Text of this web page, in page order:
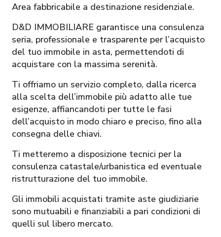
Area fabbricabile a destinazione residenziale.
D&D IMMOBILIARE garantisce una consulenza
seria, professionale e trasparente per l’acquisto
del tuo immobile in asta, permettendoti di
acquistare con la massima serenità.
Ti offriamo un servizio completo, dalla ricerca
alla scelta dell’immobile più adatto alle tue
esigenze, affiancandoti per tutte le fasi
dell’acquisto in modo chiaro e preciso, fino alla
consegna delle chiavi.
Ti metteremo a disposizione tecnici per la
consulenza catastale/urbanistica ed eventuale
ristrutturazione del tuo immobile.
Gli immobili acquistati tramite aste giudiziarie
sono mutuabili e finanziabili a pari condizioni di
quelli sul libero mercato.